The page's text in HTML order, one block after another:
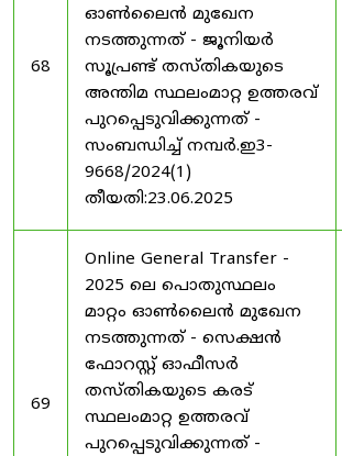
68
ഓൺലൈൻ മുഖേന
നടത്തുന്നത് - ജൂനിയർ
സൂപ്രണ്ട് തസ്തികയുടെ
അന്തിമ സ്ഥലംമാറ്റ ഉത്തരവ്
പുറപ്പെടുവിക്കുന്നത് -
സംബന്ധിച്ച് നമ്പർ.ഇ3-
9668/2024(1)
തീയതി:23.06.2025
69
Online General Transfer -
2025 ലെ പൊതുസ്ഥലം
മാറ്റം ഓൺലൈൻ മുഖേന
നടത്തുന്നത് - സെക്ഷൻ
ഫോറസ്റ്റ് ഓഫീസർ
തസ്തികയുടെ കരട്
സ്ഥലംമാറ്റ ഉത്തരവ്
പുറപ്പെടുവിക്കുന്നത് -